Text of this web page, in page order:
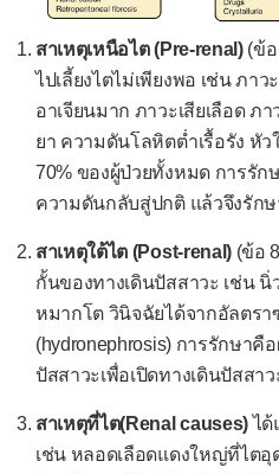
ต่อมน้ำเหลืองโต
ตับโต
ม้ามโต
เส้นเลือดดำลึกอุดตั
ไส้ติ่งอักเสบ
Apgar score
Glasgow Coma
Leopold's
Wells score
ผลตรวจ
สาเหตุเหนือไต (Pre-renal)(ข้อ
ไปเลี้ยงไตไม่เพียงพอ เช่น ภา
อาเจียนมาก ภาวะเสียเลือด ภ
ยา ความดันโลหิตต่ำเรื้อรัง หั
70% ของผู้ป่วยทั้งหมด การรัก
ความดันกลับสู่ปกติ แล้วจึงรักษ
สาเหตุใต้ไต (Post-renal)(ข้อ
กั้นของทางเดินปัสสาวะ เช่น
หมากโต วินิจฉัยได้จากอัลตร
(hydronephrosis) การรักษาคื
ปัสสาวะเพื่อเปิดทางเดินปัสสาว
สาเหตุที่ไต(Renal causes)ได้
เช่น หลอดเลือดแดงใหญ่ที่ไตอุ